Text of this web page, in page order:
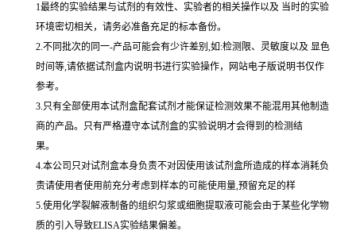
1最终的实验结果与试剂的有效性、实验者的相关操作以及 当时的实验
环境密切相关，请务必准备充足的标本备份。
2.不同批次的同一-产品可能会有少许差别,如:检测限、灵敏度以及 显色
时间等,请依据试剂盒内说明书进行实验操作，网站电子版说明书仅作
参考。
3.只有全部使用本试剂盒配套试剂才能保证检测效果不能混用其他制造
商的产品。只有严格遵守本试剂盒的实验说明才会得到的检测结
果。
4.本公司只对试剂盒本身负责不对因使用该试剂盒所造成的样本消耗负
责请使用者使用前充分考虑到样本的可能使用量,预留充足的样
5.使用化学裂解液制备的组织匀浆或细胞提取液可能会由于某些化学物
质的引入导致ELISA实验结果偏差。